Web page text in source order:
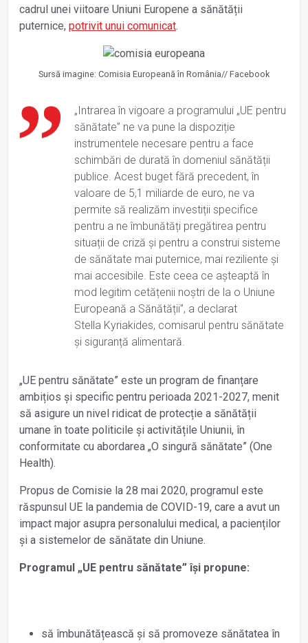
cadrul unei viitoare Uniuni Europene a sănătății
puternice, potrivit unui comunicat.
Sursă imagine: Comisia Europeană în România// Facebook
„Intrarea în vigoare a programului „UE pentru
sănătate” ne va pune la dispoziție
instrumentele necesare pentru a face
schimbări de durată în domeniul sănătății
publice. Acest buget fără precedent, în
valoare de 5,1 miliarde de euro, ne va
permite să realizăm investiții specifice
pentru a ne îmbunătăți pregătirea pentru
situații de criză și pentru a construi sisteme
de sănătate mai puternice, mai reziliente și
mai accesibile. Este ceea ce așteaptă în
mod legitim cetățenii noștri de la o Uniune
Europeană a Sănătății”, a declarat
Stella Kyriakides, comisarul pentru sănătate
și siguranță alimentară.
„UE pentru sănătate” este un program de finanțare
ambițios și specific pentru perioada 2021-2027, menit
să asigure un nivel ridicat de protecție a sănătății
umane în toate politicile și activitățile Uniunii, în
conformitate cu abordarea „O singură sănătate” (One
Health).
Propus de Comisie la 28 mai 2020, programul este
răspunsul UE la pandemia de COVID-19, care a avut un
impact major asupra personalului medical, a pacienților
și a sistemelor de sănătate din Uniune.
Programul „UE pentru sănătate” își propune:
să îmbunătățească și să promoveze sănătatea în